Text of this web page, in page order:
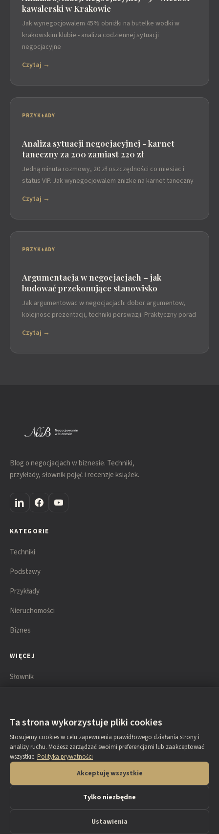
kawalerski w Krakowie
Jak wynegocjowalem 45% obniżki na butelke wodki w
krakowskim klubie - analiza codziennej sytuacji
negocjacyjne
Czytaj →
PRZYKŁADY
Analiza sytuacji negocjacyjnej - karnet
taneczny za 200 zamiast 220 zł
Jedną minuta rozmowy, 20 zł oszczędności co miesiac i
status VIP. Jak wynegocjowalem znizke na karnet taneczny
Czytaj →
PRZYKŁADY
Argumentacja w negocjacjach – jak
budować przekonujące stanowisko
Jak argumentowac w negocjacjach: dobor argumentow,
kolejnosc prezentacji, techniki perswazji. Praktyczny porad
Czytaj →
Blog o negocjacjach w biznesie. Techniki,
przykłady, słownik pojęć i recenzje książek.
KATEGORIE
Techniki
Podstawy
Przykłady
Nieruchomości
Biznes
WIĘCEJ
Słownik
KONTAKT
O autorze
Napisz do nas
Ta strona wykorzystuje pliki cookies
Stosujemy cookies w celu zapewnienia prawidłowego działania strony i
analizy ruchu. Możesz zarządzać swoimi preferencjami lub zaakceptować
wszystkie. Polityka prywatności
Akceptuję wszystkie
Tylko niezbędne
Ustawienia